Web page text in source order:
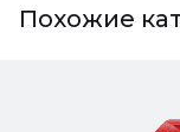
Похожие